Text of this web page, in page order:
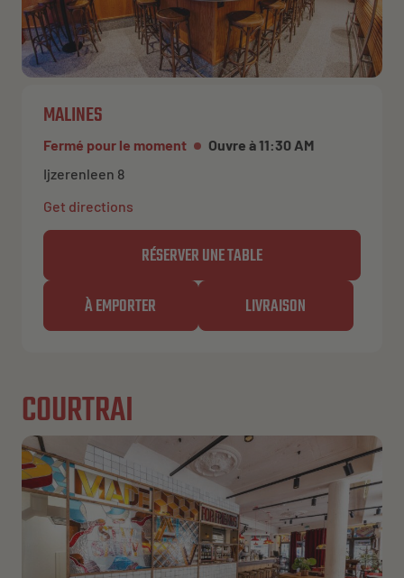
MALINES
Fermé pour le moment
Ouvre à 11:30 AM
Ijzerenleen 8
Get directions
RÉSERVER UNE TABLE
À EMPORTER
LIVRAISON
COURTRAI